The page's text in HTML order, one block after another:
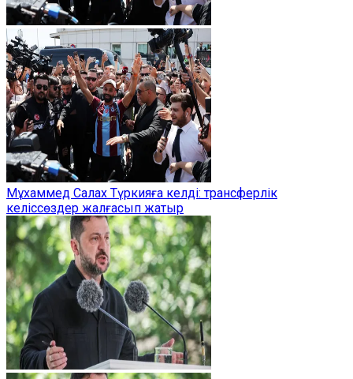
Мұхаммед Салах Түркияға келді: трансферлік
келіссөздер жалғасып жатыр